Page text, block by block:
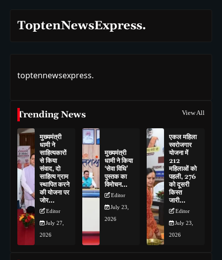
ToptenNewsExpress.
toptennewsexpress.
Trending News View All
मुख्यमंत्री
धामी ने
साहित्यकारों
से किया
संवाद, दो
साहित्य ग्राम
स्थापित करने
की योजना पर
जोर…
Editor
July 27,
2026
मुख्यमंत्री
धामी ने किया
‘सेवा विधि’
पुस्तक का
विमोचन…
Editor
July 23,
2026
एकल महिला
स्वरोजगार
योजना में
212
महिलाओं को
पहली, 276
को दूसरी
किस्त
जारी…
Editor
July 23,
2026